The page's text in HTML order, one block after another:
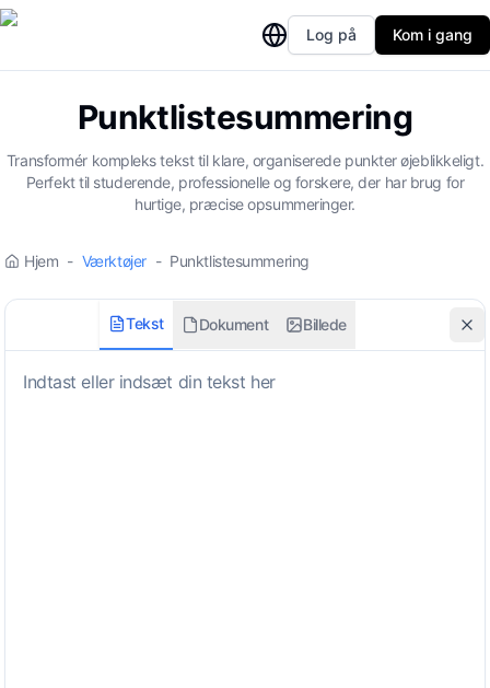
Log på Kom i gang
Punktlistesummering
Transformér kompleks tekst til klare, organiserede punkter øjeblikkeligt.
Perfekt til studerende, professionelle og forskere, der har brug for
hurtige, præcise opsummeringer.
Hjem - Værktøjer - Punktlistesummering
Tekst Dokument Billede